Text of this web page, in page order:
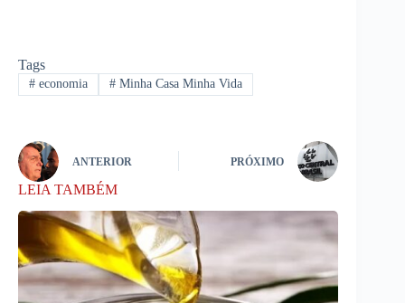
Tags
#economia #Minha Casa Minha Vida
ANTERIOR PRÓXIMO
LEIA TAMBÉM